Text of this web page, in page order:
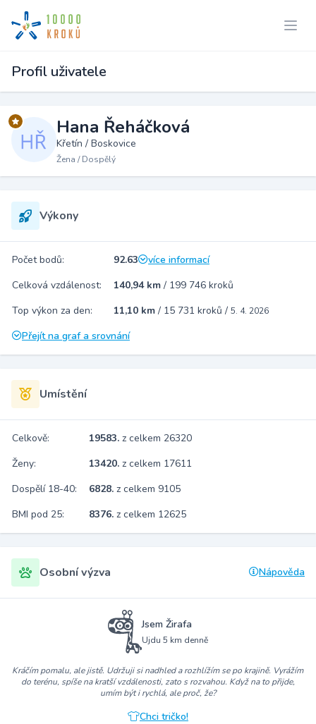
Profil uživatele
Hana Řeháčková
Křetín / Boskovice
Žena / Dospělý
Výkony
Počet bodů: 92.63
více informací
Celková vzdálenost:
140,94 km / 199 746 kroků
Top výkon za den:
11,10 km / 15 731 kroků / 5. 4. 2026
Přejít na graf a srovnání
Umístění
Celkově: 19583. z celkem 26320
Ženy:
13420. z celkem 17611
Dospělí 18-40:
6828. z celkem 9105
BMI pod 25:
8376. z celkem 12625
Osobní výzva Nápověda
Jsem Žirafa
Ujdu 5 km denně
Kráčím pomalu, ale jistě. Udržuji si nadhled a rozhlížím se po krajině. Vyrážím
do terénu, spíše na kratší vzdálenosti, zato s rozvahou. Když na to přijde,
umím být i rychlá, ale proč, že?
Chci tričko!